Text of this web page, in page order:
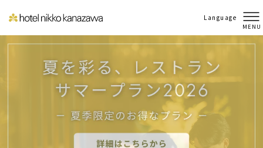
Language
MENU
点